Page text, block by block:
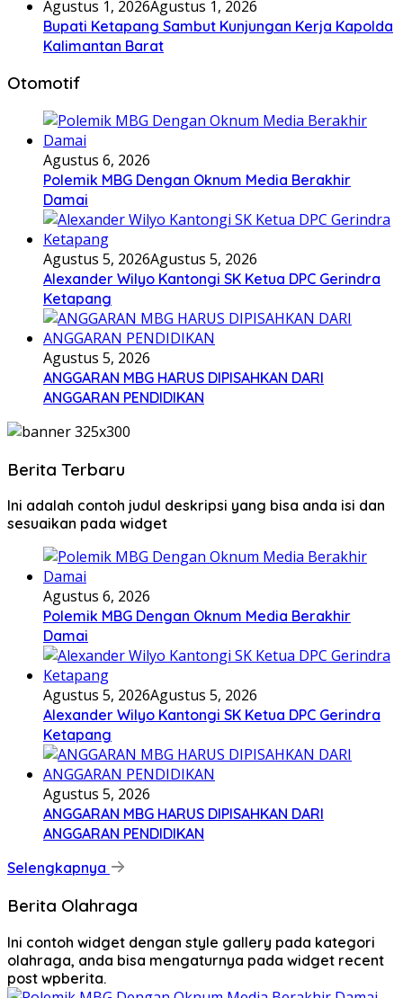
Agustus 1, 2026Agustus 1, 2026
Bupati Ketapang Sambut Kunjungan Kerja Kapolda
Kalimantan Barat
Otomotif
Agustus 6, 2026
Polemik MBG Dengan Oknum Media Berakhir
Damai
Agustus 5, 2026Agustus 5, 2026
Alexander Wilyo Kantongi SK Ketua DPC Gerindra
Ketapang
Agustus 5, 2026
ANGGARAN MBG HARUS DIPISAHKAN DARI
ANGGARAN PENDIDIKAN
Berita Terbaru
Ini adalah contoh judul deskripsi yang bisa anda isi dan
sesuaikan pada widget
Agustus 6, 2026
Polemik MBG Dengan Oknum Media Berakhir
Damai
Agustus 5, 2026Agustus 5, 2026
Alexander Wilyo Kantongi SK Ketua DPC Gerindra
Ketapang
Agustus 5, 2026
ANGGARAN MBG HARUS DIPISAHKAN DARI
ANGGARAN PENDIDIKAN
Selengkapnya
Berita Olahraga
Ini contoh widget dengan style gallery pada kategori
olahraga, anda bisa mengaturnya pada widget recent
post wpberita.